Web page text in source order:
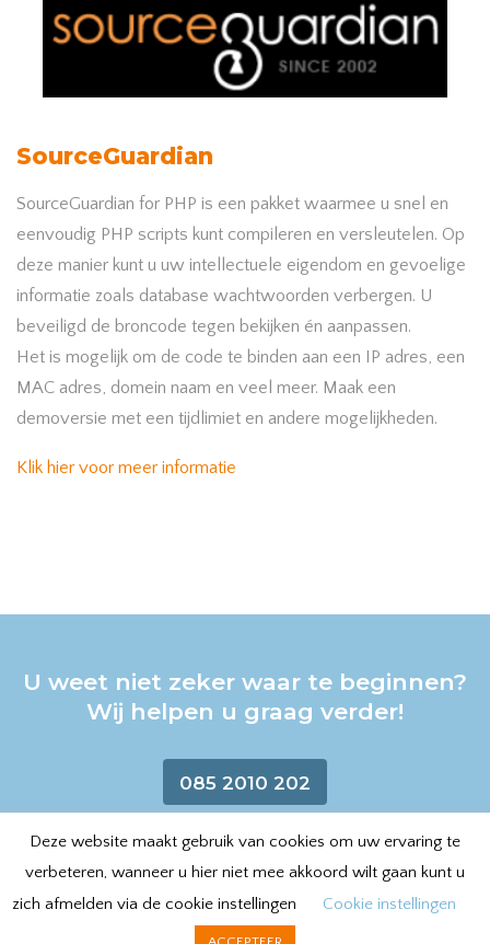
SourceGuardian
SourceGuardian for PHP is een pakket waarmee u snel en
eenvoudig PHP scripts kunt compileren en versleutelen. Op
deze manier kunt u uw intellectuele eigendom en gevoelige
informatie zoals database wachtwoorden verbergen. U
beveiligd de broncode tegen bekijken én aanpassen.
Het is mogelijk om de code te binden aan een IP adres, een
MAC adres, domein naam en veel meer. Maak een
demoversie met een tijdlimiet en andere mogelijkheden.
Klik hier voor meer informatie
U weet niet zeker waar te beginnen?
Wij helpen u graag verder!
085 2010 202
Anubis IT Security - Van Wassenaerweg 14, 6862 ZD
Oosterbeek - Tel +31 (0) 85 2010 202 - info@anubis.nl
Deze website maakt gebruik van cookies om uw ervaring te
verbeteren, wanneer u hier niet mee akkoord wilt gaan kunt u
zich afmelden via de cookie instellingen
Cookie instellingen